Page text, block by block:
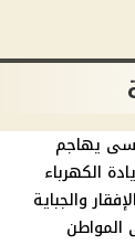
يهاجم
الكهرباء
والجباية